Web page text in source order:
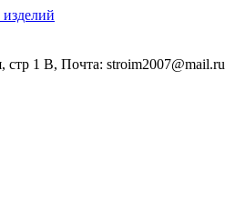
стр 1 В, Почта: stroim2007@mail.ru